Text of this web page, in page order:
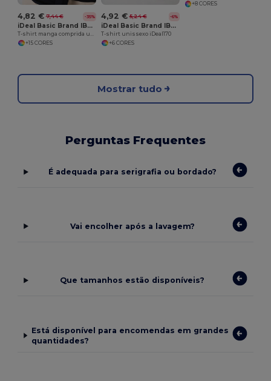
4,82 € 7,44 € -35%
iDeal Basic Brand IB313
T-shirt manga comprida unissexo iDeal150
+15 CORES
4,92 € 5,24 € -6%
iDeal Basic Brand IB316
T-shirt unissexo iDeal170
+6 CORES
+8 CORES
Mostrar tudo
Perguntas Frequentes
É adequada para serigrafia ou bordado?
Vai encolher após a lavagem?
Que tamanhos estão disponíveis?
Está disponível para encomendas em grandes
quantidades?